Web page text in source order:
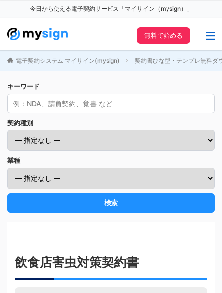
今日から使える電子契約サービス「マイサイン（mysign）」
無料で始める
電子契約システム マイサイン(mysign) 契約書ひな型・テンプレ無料ダ
キーワード
契約種別
業種
検索
飲食店害虫対策契約書